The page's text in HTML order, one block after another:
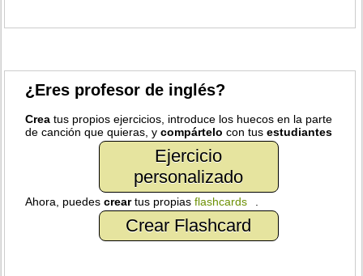
¿Eres profesor de inglés?
Crea tus propios ejercicios, introduce los huecos en la parte
de canción que quieras, ycompártelo con tusestudiantes
Ejercicio
personalizado
Ahora, puedescreartus propiasflashcards .
Crear Flashcard